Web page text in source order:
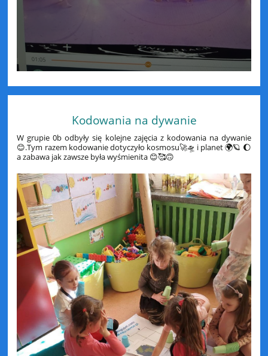
Kodowania na dywanie
W grupie 0b odbyły się kolejne zajęcia z kodowania na dywanie
😊.Tym razem kodowanie dotyczyło kosmosu🚀🛸 i planet 🌍🪐 🌔
a zabawa jak zawsze była wyśmienita 😊🥰🙃